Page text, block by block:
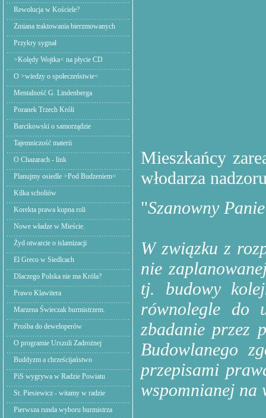
Rewolucja w Kościele?
Zmiana traktowania bierzmowanych
Przykry sygnał
>Kolędy Wojtka< na płycie CD
O >wiedzy o społeczeństwie<
Mentalność G. Lindenberga
Poranek Trzech Króli
Barcikowski o samorządzie
Tajemniczość materii
O Chazarach - link
Planujmy osiedle >Pod Budzeniem<
Kilka scholiów
Korekta prawa kupna roli
Nowe władze w Mieście.
Żyd otwarcie o islamizacji
El Greco w Siedlcach
Dlaczego Polska nie ma Króla?
Prawo Klawitera
Marzena Świeczak burmistrzem.
Prośba do deweloperów
O programie Urszuli Zadrożnej
Buddyzm a chrześcijaństwo
PiS wygrywa w Radzie Powiatu
St. Piesiewicz - witamy w radzie
Pierwsza runda wyboru burmistrza
Mieszkańcy
włodarza
"Szanowny
W związku z
nie
tj. budowy
równolegle do
zbadanie przez
Budowlanego
przepisami
wspomnianej na